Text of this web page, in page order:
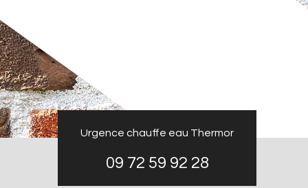
Urgence chauffe eau Thermor
09 72 59 92 28